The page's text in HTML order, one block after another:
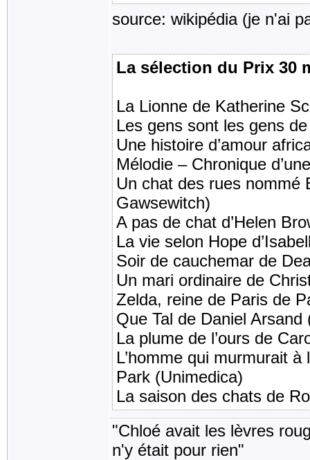
source: wikipédia (je n'ai
La sélection du Prix 30
La Lionne de Katherine
Les gens sont les gens
Une histoire d’amour
Mélodie – Chronique
Un chat des rues nommé
Gawsewitch)
A pas de chat d’Helen
La vie selon Hope
Soir de cauchemar de
Un mari ordinaire de
Zelda, reine de Paris de
Que Tal de Daniel Arsand
La plume de l’ours de
L’homme qui murmurait
Park (Unimedica)
La saison des chats de
"Chloé avait les lèvres
n'y était pour rien"